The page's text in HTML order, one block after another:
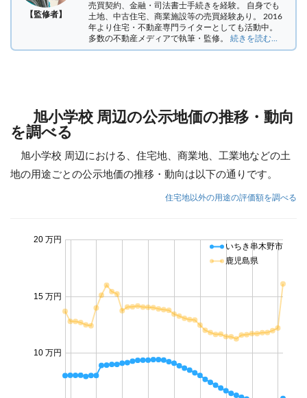
【監修者】
売買契約、金融・司法書士手続きを経験。 自身でも
土地、中古住宅、商業施設等の売買経験あり。 2016
年より住宅・不動産専門ライターとしても活動中。
多数の不動産メディアで執筆・監修。 続きを読む...
旭小学校 周辺の公示地価の推移・動向
を調べる
旭小学校 周辺における、住宅地、商業地、工業地などの土
地の用途ごとの公示地価の推移・動向は以下の通りです。
住宅地以外の用途の評価額を調べる
10 万円
15 万円
20 万円
いちき串木野市
鹿児島県